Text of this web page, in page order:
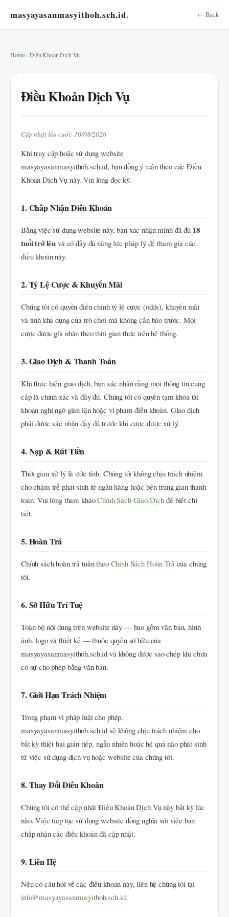
masyayasanmasyithoh.sch.id. ← Back
Home› Điều Khoản Dịch Vụ
Điều Khoản Dịch Vụ
Cập nhật lần cuối: 10/08/2026
Khi truy cập hoặc sử dụng website
masyayasanmasyithoh.sch.id, bạn đồng ý tuân theo các Điều
Khoản Dịch Vụ này. Vui lòng đọc kỹ.
1. Chấp Nhận Điều Khoản
Bằng việc sử dụng website này, bạn xác nhận mình đã đủ 18
tuổi trở lên và có đầy đủ năng lực pháp lý để tham gia các
điều khoản này.
2. Tỷ Lệ Cược & Khuyến Mãi
Chúng tôi có quyền điều chỉnh tỷ lệ cược (odds), khuyến mãi
và tính khả dụng của trò chơi mà không cần báo trước. Mọi
cược được ghi nhận theo thời gian thực trên hệ thống.
3. Giao Dịch & Thanh Toán
Khi thực hiện giao dịch, bạn xác nhận rằng mọi thông tin cung
cấp là chính xác và đầy đủ. Chúng tôi có quyền tạm khóa tài
khoản nghi ngờ gian lận hoặc vi phạm điều khoản. Giao dịch
phải được xác nhận đầy đủ trước khi cược được xử lý.
4. Nạp & Rút Tiền
Thời gian xử lý là ước tính. Chúng tôi không chịu trách nhiệm
cho chậm trễ phát sinh từ ngân hàng hoặc bên trung gian thanh
toán. Vui lòng tham khảoChính Sách Giao Dịch để biết chi
tiết.
5. Hoàn Trả
Chính sách hoàn trả tuân theo Chính Sách Hoàn Trảcủa chúng
tôi.
6. Sở Hữu Trí Tuệ
Toàn bộ nội dung trên website này — bao gồm văn bản, hình
ảnh, logo và thiết kế — thuộc quyền sở hữu của
masyayasanmasyithoh.sch.id và không được sao chép khi chưa
có sự cho phép bằng văn bản.
7. Giới Hạn Trách Nhiệm
Trong phạm vi pháp luật cho phép,
masyayasanmasyithoh.sch.id sẽ không chịu trách nhiệm cho
bất kỳ thiệt hại gián tiếp, ngẫu nhiên hoặc hệ quả nào phát sinh
từ việc sử dụng dịch vụ hoặc website của chúng tôi.
8. Thay Đổi Điều Khoản
Chúng tôi có thể cập nhật Điều Khoản Dịch Vụ này bất kỳ lúc
nào. Việc tiếp tục sử dụng website đồng nghĩa với việc bạn
chấp nhận các điều khoản đã cập nhật.
9. Liên Hệ
Nếu có câu hỏi về các điều khoản này, liên hệ chúng tôi tại
info@masyayasanmasyithoh.sch.id.